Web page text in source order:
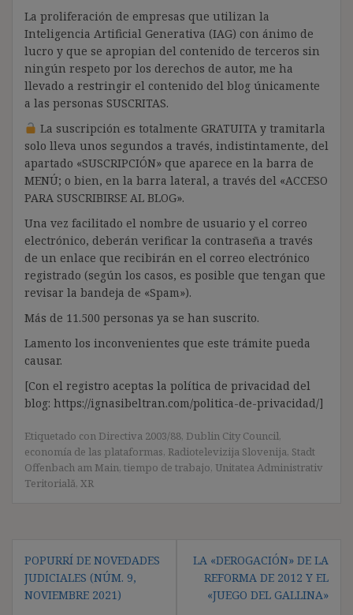
La proliferación de empresas que utilizan la
Inteligencia Artificial Generativa (IAG) con ánimo de
lucro y que se apropian del contenido de terceros sin
ningún respeto por los derechos de autor, me ha
llevado a restringir el contenido del blog únicamente
a las personas SUSCRITAS.
La suscripción es totalmente GRATUITA y tramitarla
solo lleva unos segundos a través, indistintamente, del
apartado «SUSCRIPCIÓN» que aparece en la barra de
MENÚ; o bien, en la barra lateral, a través del «ACCESO
PARA SUSCRIBIRSE AL BLOG».
Una vez facilitado el nombre de usuario y el correo
electrónico, deberán verificar la contraseña a través
de un enlace que recibirán en el correo electrónico
registrado (según los casos, es posible que tengan que
revisar la bandeja de «Spam»).
Más de 11.500 personas ya se han suscrito.
Lamento los inconvenientes que este trámite pueda
causar.
[Con el registro aceptas la política de privacidad del
blog: https://ignasibeltran.com/politica-de-privacidad/]
Etiquetado con Directiva 2003/88, Dublin City Council,
economía de las plataformas, Radiotelevizija Slovenija, Stadt
Offenbach am Main, tiempo de trabajo, Unitatea Administrativ
Teritorială, XR
Navegación
de
entradas
POPURRÍ DE NOVEDADES
JUDICIALES (NÚM. 9,
NOVIEMBRE 2021)
LA «DEROGACIÓN» DE LA
REFORMA DE 2012 Y EL
«JUEGO DEL GALLINA»